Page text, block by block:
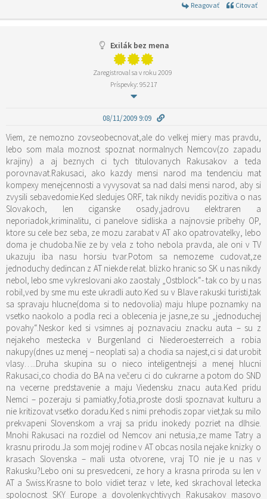
Reagovať Citovať
Exilák bez mena
Zaregistroval sa v roku 2009
Príspevky: 95217
08/11/2009 9:09
Viem, ze nemozno zovseobecnovat,ale do velkej miery mas pravdu,
lebo som mala moznost spoznat normalnych Nemcov(zo zapadu
krajiny) a aj beznych ci tych titulovanych Rakusakov a teda
porovnavat.Rakusaci, ako kazdy mensi narod ma tendenciu mat
kompexy menejcennosti a vyvysovat sa nad dalsi mensi narod, aby si
zvysili sebavedomie.Ked sledujes ORF, tak nikdy nevidis pozitiva o nas
Slovakoch, len ciganske osady,jadrovu elektraren a
neporiadok,kriminalitu, ci panelove sidliska a najnovsie pribehy OP,
ktore su cele bez seba, ze mozu zarabat v AT ako opatrovatelky, lebo
doma je chudoba.Nie ze by vela z toho nebola pravda, ale oni v TV
ukazuju iba nasu horsiu tvar.Potom sa nemozeme cudovat,ze
jednoduchy dedincan z AT niekde relat. blizko hranic so SK u nas nikdy
nebol, lebo sme vykreslovani ako zaostaly „Ostblock“- tak co by u nas
robil,ved by sme mu este ukradli auto.Ked su v Blave rakuski turisti,tak
sa spravaju hlucne(doma si to nedovolia) maju hlupe poznamky na
vsetko naokolo a podla reci a oblecenia je jasne,ze su „jednoduchej
povahy“.Neskor ked si vsimnes aj poznavaciu znacku auta – su z
nejakeho mestecka v Burgenland ci Niederoesterreich a robia
nakupy(dnes uz menej – neoplati sa) a chodia sa najest,ci si dat urobit
vlasy…..Druha skupina su o nieco inteligentnejsi a menej hlucni
Rakusaci,co chodia do BA na večeru ci do cukrarne a potom do SND
na vecerne predstavenie a maju Viedensku znacu auta.Ked pridu
Nemci – pozeraju si pamiatky,fotia,proste dosli spoznavat kulturu a
nie kritizovat vsetko doradu.Ked s nimi prehodis zopar viet,tak su milo
prekvapeni Slovenskom a vraj sa pridu inokedy pozriet na dlhsie.
Mnohi Rakusaci na rozdiel od Nemcov ani netusia,ze mame Tatry a
krasnu prirodu.Ja som mojej rodine v AT obcas nosila nejake knizky o
krasach Slovenska – mali usta otvorene, vraj TO nie je u nas v
Rakusku?Lebo oni su presvedceni, ze hory a krasna priroda su len v
AT a Swiss.Krasne to bolo vidiet teraz v lete, ked skrachoval letecka
spolocnost SKY Europe a dovolenkychtivych Rakusakov masovo